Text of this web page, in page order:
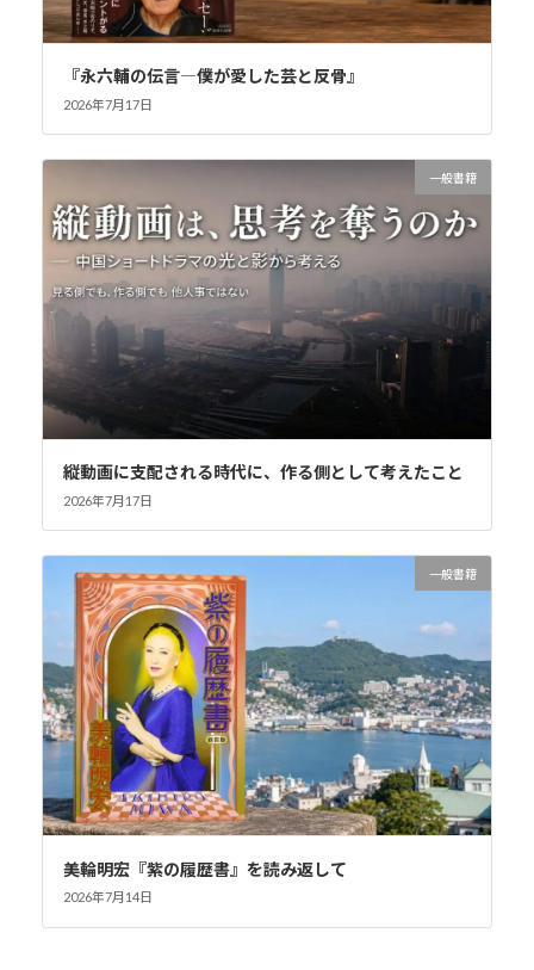
『永六輔の伝言―僕が愛した芸と反骨』
2026年7月17日
一般書籍
縦動画に支配される時代に、作る側として考えたこと
2026年7月17日
一般書籍
美輪明宏『紫の履歴書』を読み返して
2026年7月14日